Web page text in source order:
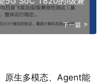
下一篇
原生多模态、Agent能